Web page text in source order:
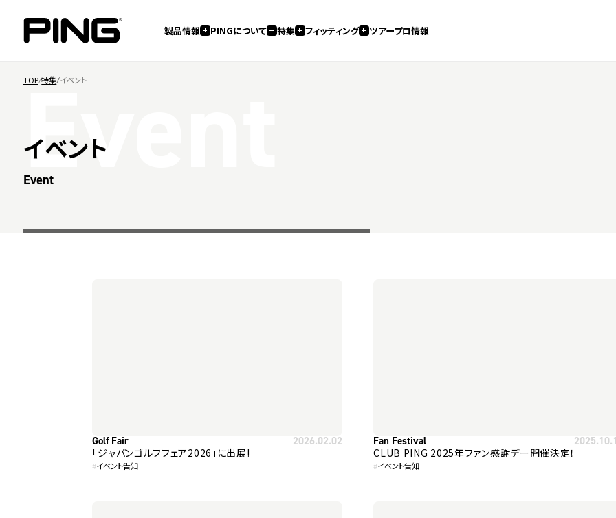
製品情報 PINGについて 特集 フィッティング ツアープロ情報
TOP 特集 イベント
Event
イベント
Event
Golf Fair 2026.02.02
「ジャパンゴルフフェア2026」に出展!
#イベント告知
Fan Festival
CLUB PING 2025年ファン感謝デー開催決定！
#イベント告知